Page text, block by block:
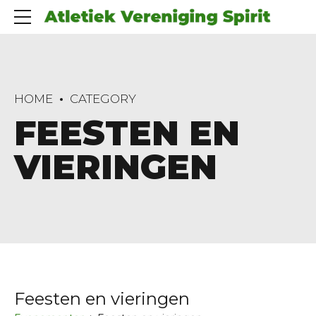
HOME CATEGORY
FEESTEN EN
VIERINGEN
Feesten en vieringen